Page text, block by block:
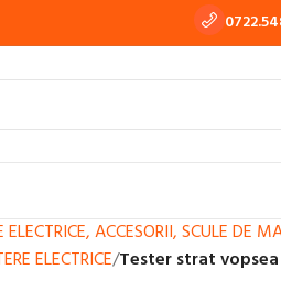
SI ARGON, TIG-WIG
ELECTRICE, ACCESORII, SCULE DE
ELECTRICE/Tester strat